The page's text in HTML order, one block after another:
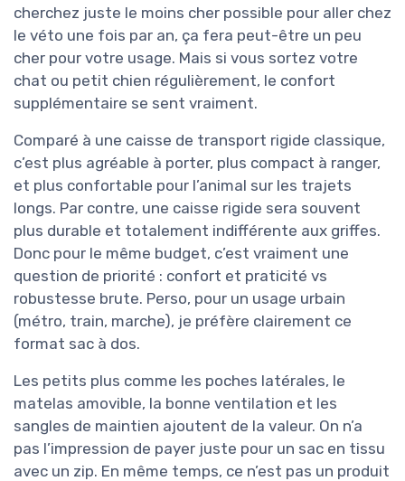
cherchez juste le moins cher possible pour aller chez
le véto une fois par an, ça fera peut-être un peu
cher pour votre usage. Mais si vous sortez votre
chat ou petit chien régulièrement, le confort
supplémentaire se sent vraiment.
Comparé à une caisse de transport rigide classique,
c’est plus agréable à porter, plus compact à ranger,
et plus confortable pour l’animal sur les trajets
longs. Par contre, une caisse rigide sera souvent
plus durable et totalement indifférente aux griffes.
Donc pour le même budget, c’est vraiment une
question de priorité : confort et praticité vs
robustesse brute. Perso, pour un usage urbain
(métro, train, marche), je préfère clairement ce
format sac à dos.
Les petits plus comme les poches latérales, le
matelas amovible, la bonne ventilation et les
sangles de maintien ajoutent de la valeur. On n’a
pas l’impression de payer juste pour un sac en tissu
avec un zip. En même temps, ce n’est pas un produit